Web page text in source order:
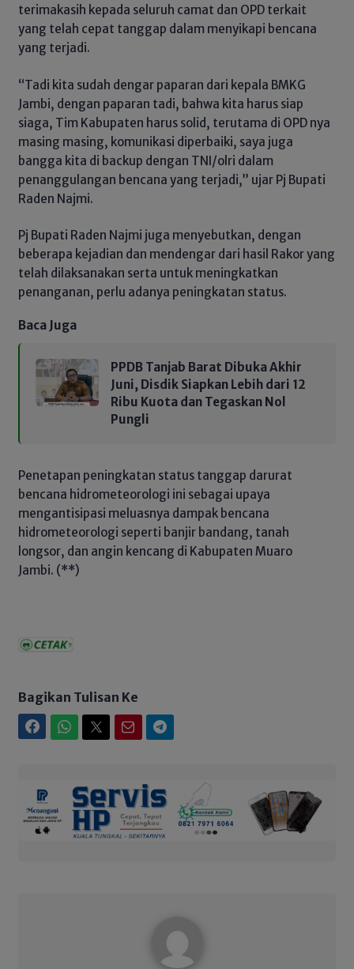
terimakasih kepada seluruh camat dan OPD terkait
yang telah cepat tanggap dalam menyikapi bencana
yang terjadi.
“Tadi kita sudah dengar paparan dari kepala BMKG
Jambi, dengan paparan tadi, bahwa kita harus siap
siaga, Tim Kabupaten harus solid, terutama di OPD nya
masing masing, komunikasi diperbaiki, saya juga
bangga kita di backup dengan TNI/olri dalam
penanggulangan bencana yang terjadi,” ujar Pj Bupati
Raden Najmi.
Pj Bupati Raden Najmi juga menyebutkan, dengan
beberapa kejadian dan mendengar dari hasil Rakor yang
telah dilaksanakan serta untuk meningkatkan
penanganan, perlu adanya peningkatan status.
Baca Juga
PPDB Tanjab Barat Dibuka Akhir
Juni, Disdik Siapkan Lebih dari 12
Ribu Kuota dan Tegaskan Nol
Pungli
Penetapan peningkatan status tanggap darurat
bencana hidrometeorologi ini sebagai upaya
mengantisipasi meluasnya dampak bencana
hidrometeorologi seperti banjir bandang, tanah
longsor, dan angin kencang di Kabupaten Muaro
Jambi. (**)
Bagikan Tulisan Ke